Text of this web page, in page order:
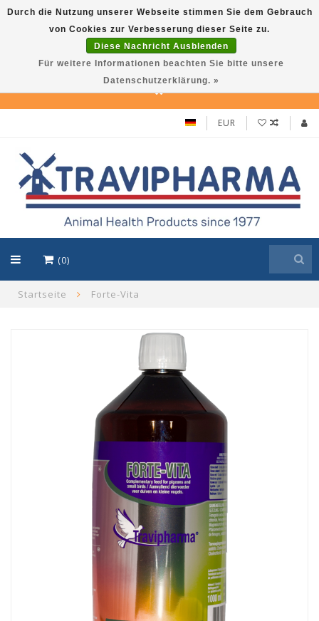
Travi Pet –Reliable care solutions for pets,
in line with Travipharma’s quality
standards. Use TraviPet10 for 10% discount!
EUR
(0)
Startseite Forte-Vita
Durch die Nutzung unserer Webseite stimmen Sie dem Gebrauch
von Cookies zur Verbesserung dieser Seite zu.
Diese Nachricht Ausblenden
Für weitere Informationen beachten Sie bitte unsere
Datenschutzerklärung. »